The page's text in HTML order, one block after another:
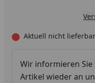
Aktuell nicht lieferbar
Wir informieren
Artikel wieder an